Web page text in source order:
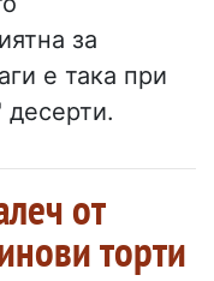
за
е така при
десерти.
от
торти